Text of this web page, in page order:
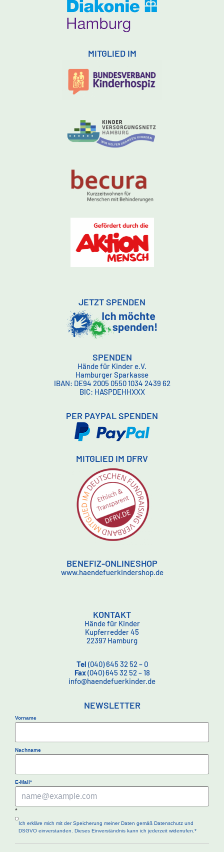
MITGLIED IM
JETZT SPENDEN
SPENDEN
Hände für Kinder e.V.
Hamburger Sparkasse
IBAN: DE94 2005 0550 1034 2439 62
BIC: HASPDEHHXXX
PER PAYPAL SPENDEN
MITGLIED IM DFRV
BENEFIZ-ONLINESHOP
www.haendefuerkindershop.de
KONTAKT
Hände für Kinder
Kupferredder 45
22397 Hamburg
Tel (040) 645 32 52 – 0
Fax(040) 645 32 52 – 18
info@haendefuerkinder.de
NEWSLETTER
Vorname
Nachname
E-Mail*
*
Ich erkläre mich mit der Speicherung meiner Daten gemäß Datenschutz und
DSGVO einverstanden. Dieses Einverständnis kann ich jederzeit widerrufen.*